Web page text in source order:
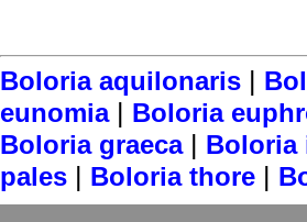
Boloria aquilonaris |
eunomia| Boloria
Boloria graeca| Boloria
pales | Boloria thore |